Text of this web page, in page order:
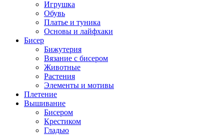
Игрушка
Обувь
Платье и туника
Основы и лайфхаки
Бисер
Бижутерия
Вязание с бисером
Животные
Растения
Элементы и мотивы
Плетение
Вышивание
Бисером
Крестиком
Гладью